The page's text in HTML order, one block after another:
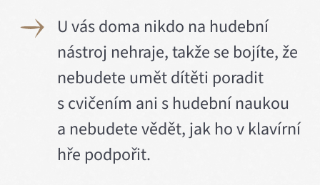
U vás doma nikdo na hudební
nástroj nehraje, takže se bojíte, že
nebudete umět dítěti poradit
s cvičením ani s hudební naukou
a nebudete vědět, jak ho v klavírní
hře podpořit.